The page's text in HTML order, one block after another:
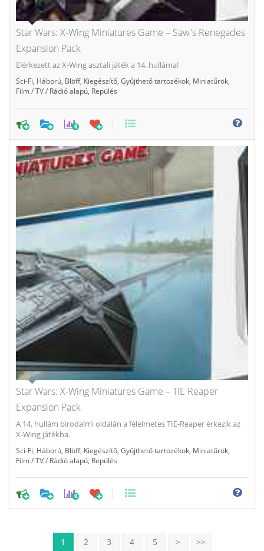
Star Wars: X-Wing Miniatures Game – Saw's Renegades
Expansion Pack
Elérkezett az X-Wing asztali játék a 14. hulláma!
Sci-Fi, Háború, Blöff, Kiegészítő, Gyűjthető tartozékok, Miniatűrök,
Film / TV / Rádió alapú, Repülés
0
Star Wars: X-Wing Miniatures Game – TIE Reaper
Expansion Pack
A 14. hullám birodalmi oldalán a félelmetes TIE-Reaper érkezik az
X-Wing játékba.
Sci-Fi, Háború, Blöff, Kiegészítő, Gyűjthető tartozékok, Miniatűrök,
Film / TV / Rádió alapú, Repülés
0
1 2 3 4 5 > >>